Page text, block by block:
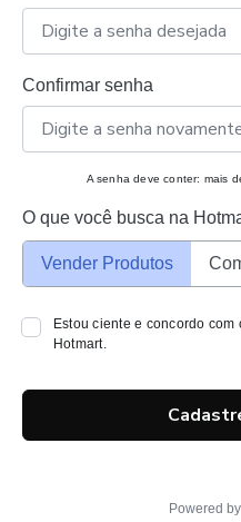
Confirmar senha
A senha deve conter: mais
O que você busca na
Vender Produtos
Estou ciente e concordo com
Hotmart.
Powered by